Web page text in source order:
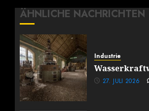
ÄHNLICHE NACHRICHTEN
Industrie
27. JULI 2026